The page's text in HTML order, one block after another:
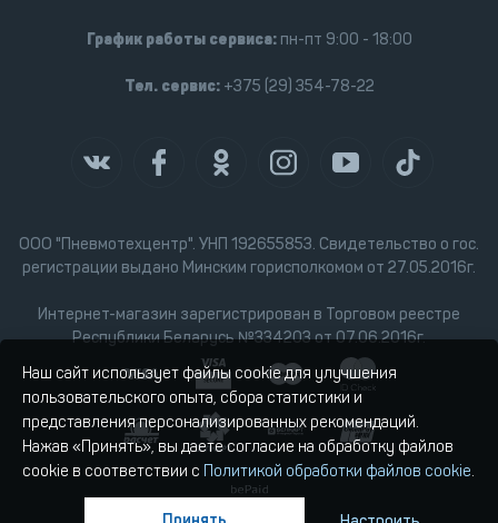
ООО "Пневмотехцентр". УНП 192655853. Свидетельство о гос.
регистрации выдано Минским горисполкомом от 27.05.2016г.
Интернет-магазин зарегистрирован в Торговом реестре
Республики Беларусь №334203 от 07.06.2016г.
График работы сервиса:пн-пт 9:00 - 18:00
Тел. сервис:+375 (29) 354-78-22
Наш сайт использует файлы cookie для улучшения
пользовательского опыта, сбора статистики и
представления персонализированных рекомендаций.
Нажав «Принять», вы даете согласие на обработку файлов
cookie в соответствии с Политикой обработки файлов cookie.